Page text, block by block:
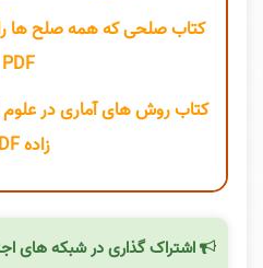
کتاب صلحی که همه صلح ها را
PDF
کتاب روش های آماری در
زاده PDF
اشتراک گذاری در شبکه های